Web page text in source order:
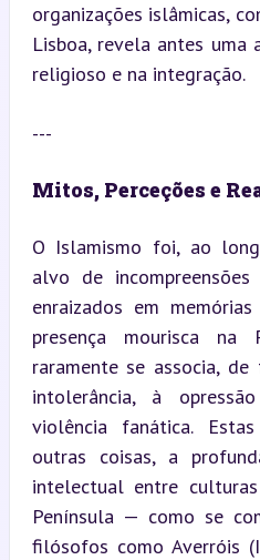
organizações islâmicas,
Lisboa, revela antes
religioso e na integração.
---
Mitos, Perceções e
O Islamismo foi, ao
alvo de
enraizados em
presença mourisca na
raramente se associa,
intolerância, à
violência fanática.
outras coisas, a
intelectual entre
Península — como se
filósofos como Averróis